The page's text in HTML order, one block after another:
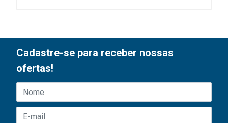
Cadastre-se para receber nossas
ofertas!